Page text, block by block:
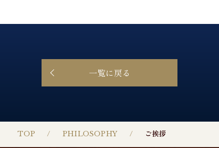
TOP PHILOSOPHY ご挨拶
一覧に戻る